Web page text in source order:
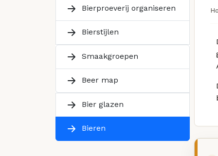
Bierproeverij organiseren
Bierstijlen
Smaakgroepen
Beer map
Bier glazen
Bieren